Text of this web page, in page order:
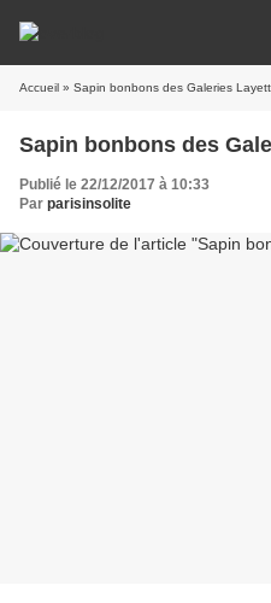
Accueil » Sapin bonbons des Galeries
Sapin bonbons des
Publié le 22/12/2017 à 10:33
Par parisinsolite